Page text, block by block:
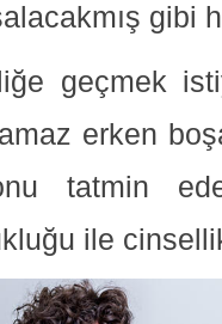
gibi
geçmek
erken
tatmin
ile